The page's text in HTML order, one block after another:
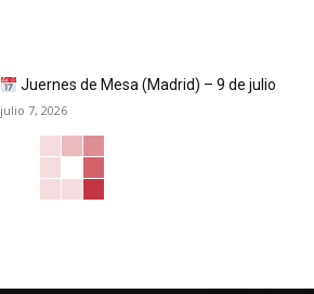
Juernes de Mesa (Madrid) – 9 de julio
julio 7, 2026